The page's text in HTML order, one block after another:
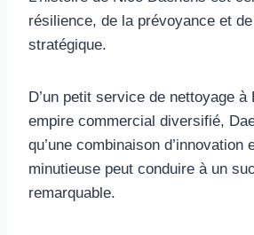
résilience, de la prévoyance et
stratégique.
D’un petit service de nettoyage à
empire commercial diversifié,
qu’une combinaison d’innovation
minutieuse peut conduire à un
remarquable.